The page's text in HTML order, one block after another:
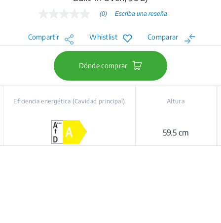
Enlace
en
la
misma
página.
(0) Escriba una reseña
Compartir Whistlist Comparar
Dónde comprar
Eficiencia energética (Cavidad principal) Altura
59.5 cm